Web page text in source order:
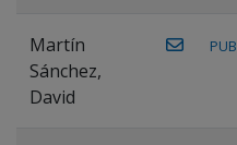
Martín
Sánchez,
David